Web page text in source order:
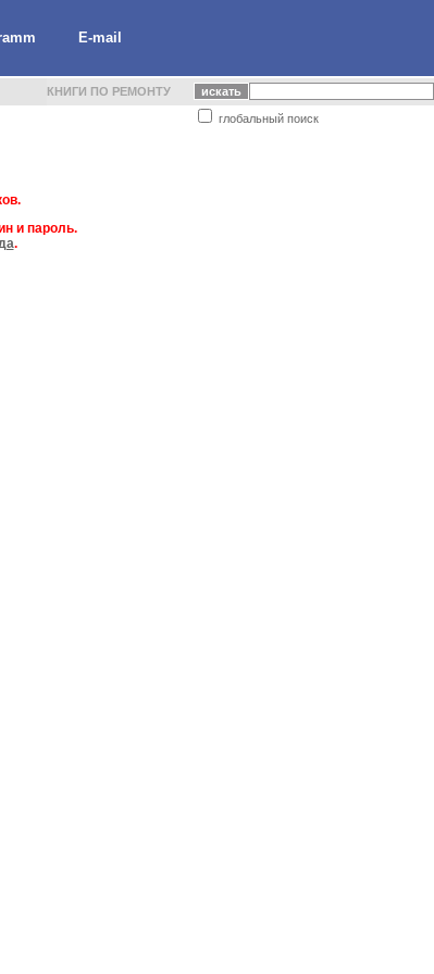
E-mail
КНИГИ ПО РЕМОНТУ
глобальный поиск
и пароль.
.